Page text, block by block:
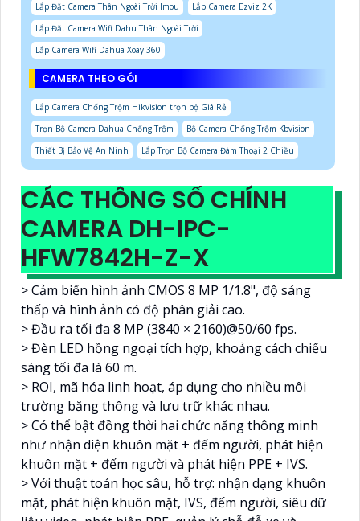
Lắp Đặt Camera Thân Ngoài Trời Imou
Lắp Camera Ezviz 2K
Lắp Đặt Camera Wifi Dahu Thân Ngoài Trời
Lắp Camera Wifi Dahua Xoay 360
CAMERA THEO GÓI
Lắp Camera Chống Trộm Hikvision trọn bộ Giá Rẻ
Trọn Bộ Camera Dahua Chống Trộm
Bộ Camera Chống Trộm Kbvision
Thiết Bị Bảo Vệ An Ninh
Lắp Trọn Bộ Camera Đàm Thoại 2 Chiều
CÁC THÔNG SỐ CHÍNH
CAMERA DH-IPC-
HFW7842H-Z-X
> Cảm biến hình ảnh CMOS 8 MP 1/1.8", độ sáng
thấp và hình ảnh có độ phân giải cao.
> Đầu ra tối đa 8 MP (3840 × 2160)@50/60 fps.
> Đèn LED hồng ngoại tích hợp, khoảng cách chiếu
sáng tối đa là 60 m.
> ROI, mã hóa linh hoạt, áp dụng cho nhiều môi
trường băng thông và lưu trữ khác nhau.
> Có thể bật đồng thời hai chức năng thông minh
như nhận diện khuôn mặt + đếm người, phát hiện
khuôn mặt + đếm người và phát hiện PPE + IVS.
> Với thuật toán học sâu, hỗ trợ: nhận dạng khuôn
mặt, phát hiện khuôn mặt, IVS, đếm người, siêu dữ